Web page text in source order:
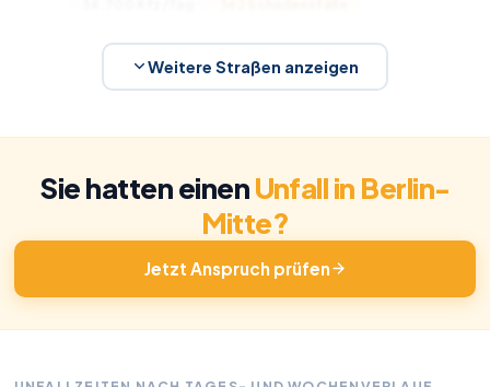
Schwerverletzte und 28 Radunfälle (51 %). Die Ost-
West-Achse vom Alexanderplatz bündelt Touristen-,
Rad- und Lieferverkehr auf engem Raum –
das Schadensbild.
Nachtunfall
Radfahrer
Weitere Straßen anzeigen
Sie hatten einenUnfall in Berlin-
Mitte?
Jetzt Anspruch prüfen